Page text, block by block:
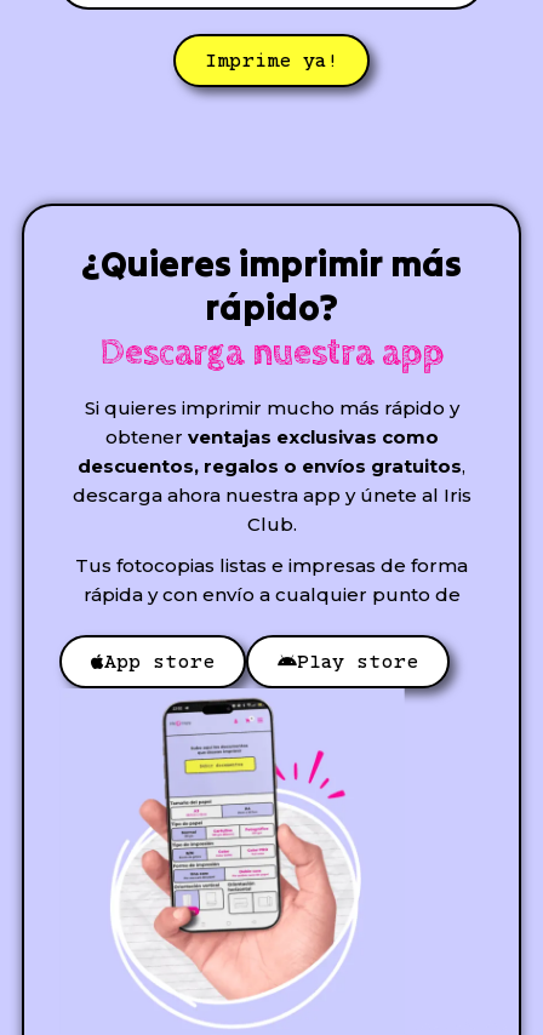
Imprime ya!
¿Quieres imprimir más
rápido?
Descarga nuestra app
Si quieres imprimir mucho más rápido y
obtener ventajas exclusivas como
descuentos, regalos o envíos gratuitos,
descarga ahora nuestra app y únete al Iris
Club.
Tus fotocopias listas e impresas de forma
rápida y con envío a cualquier punto de
App store Play store